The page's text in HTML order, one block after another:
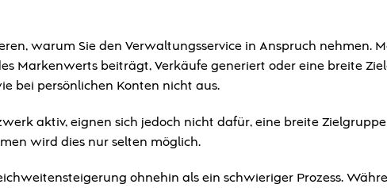
warum Sie den Verwaltungsservice in Anspruch nehmen.
Markenwerts beiträgt, Verkäufe generiert oder eine breite
bei persönlichen Konten nicht aus.
aktiv, eignen sich jedoch nicht dafür, eine breite
wird dies nur selten möglich.
ohnehin als ein schwieriger Prozess.